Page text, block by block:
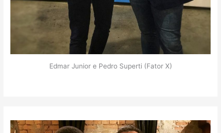
Edmar Junior e Pedro Superti (Fator X)